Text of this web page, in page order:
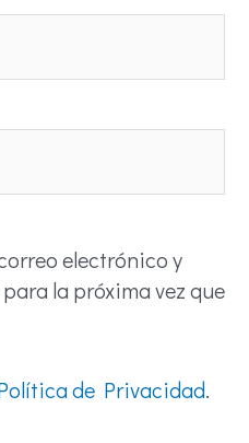
electrónico y
la próxima vez que
de Privacidad.